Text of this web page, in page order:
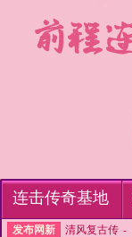
连击传奇基地
发布网新 清风复古传 -